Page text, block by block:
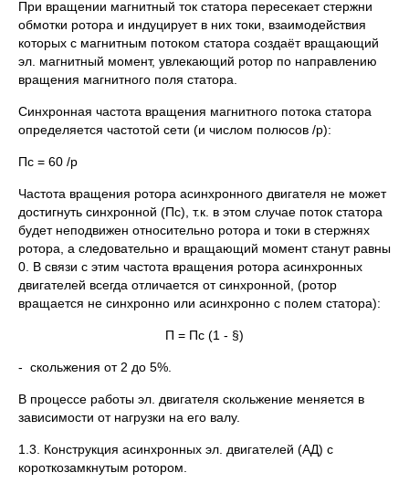
При вращении магнитный ток статора пересекает стержни
обмотки ротора и индуцирует в них токи, взаимодействия
которых с магнитным потоком статора создаёт вращающий
эл. магнитный момент, увлекающий ротор по направлению
вращения магнитного поля статора.
Синхронная частота вращения магнитного потока статора
определяется частотой сети (и числом полюсов /р):
Пс = 60 /р
Частота вращения ротора асинхронного двигателя не может
достигнуть синхронной (Пс), т.к. в этом случае поток статора
будет неподвижен относительно ротора и токи в стержнях
ротора, а следовательно и вращающий момент станут равны
0. В связи с этим частота вращения ротора асинхронных
двигателей всегда отличается от синхронной, (ротор
вращается не синхронно или асинхронно с полем статора):
П = Пс (1 - §)
- скольжения от 2 до 5%.
В процессе работы эл. двигателя скольжение меняется в
зависимости от нагрузки на его валу.
1.3. Конструкция асинхронных эл. двигателей (АД) с
короткозамкнутым ротором.